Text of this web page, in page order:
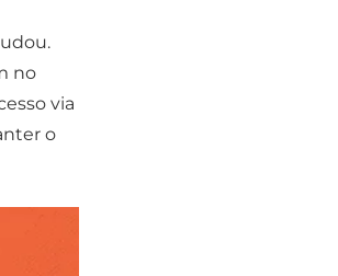
no
via
o